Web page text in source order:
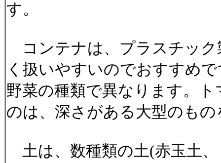
す。
コンテナは、プラスチック
く扱いやすいのでおすすめ
野菜の種類で異なります。
のは、深さがある大型のも
土は、数種類の土(赤玉土